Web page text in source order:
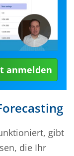
anmelden
gibt
die Ihr